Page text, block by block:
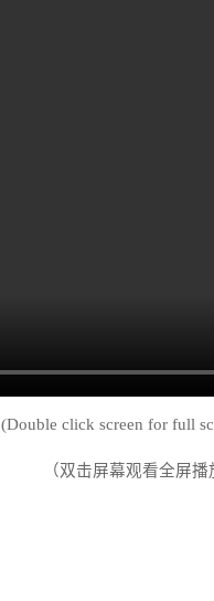
(Double click screen for full
（双击屏幕观看全屏播